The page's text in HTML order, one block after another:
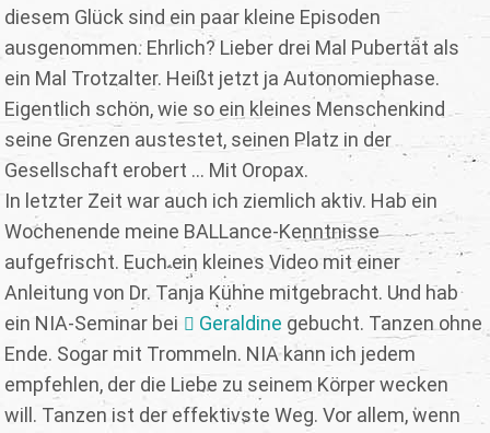
diesem Glück sind ein paar kleine Episoden
ausgenommen. Ehrlich? Lieber drei Mal Pubertät als
ein Mal Trotzalter. Heißt jetzt ja Autonomiephase.
Eigentlich schön, wie so ein kleines Menschenkind
seine Grenzen austestet, seinen Platz in der
Gesellschaft erobert ... Mit Oropax.
In letzter Zeit war auch ich ziemlich aktiv. Hab ein
Wochenende meine BALLance-Kenntnisse
aufgefrischt. Euch ein kleines Video mit einer
Anleitung von Dr. Tanja Kühne mitgebracht. Und hab
ein NIA-Seminar bei
Geraldine gebucht. Tanzen ohne
Ende. Sogar mit Trommeln. NIA kann ich jedem
empfehlen, der die Liebe zu seinem Körper wecken
will. Tanzen ist der effektivste Weg. Vor allem, wenn